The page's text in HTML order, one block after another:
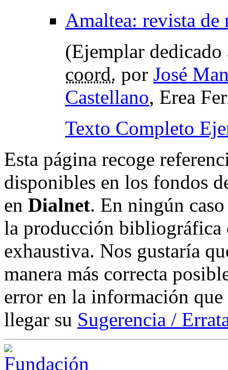
Amaltea: revista
(Ejemplar
coord. por José
Castellano, Erea
Texto Completo
Esta página recoge
disponibles en los fondos
en Dialnet. En ningún
la producción bibliográfica
exhaustiva. Nos gustaría
manera más correcta
error en la información
llegar su Sugerencia /